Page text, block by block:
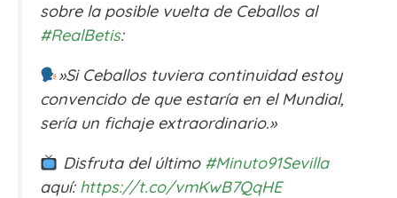
sobre la posible vuelta de Ceballos al
#RealBetis:
»Si Ceballos tuviera continuidad estoy
convencido de que estaría en el Mundial,
sería un fichaje extraordinario.»
Disfruta del último #Minuto91Sevilla
aquí: https://t.co/vmKwB7QqHE